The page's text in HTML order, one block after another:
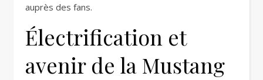
auprès des fans.
Électrification et
avenir de la Mustang